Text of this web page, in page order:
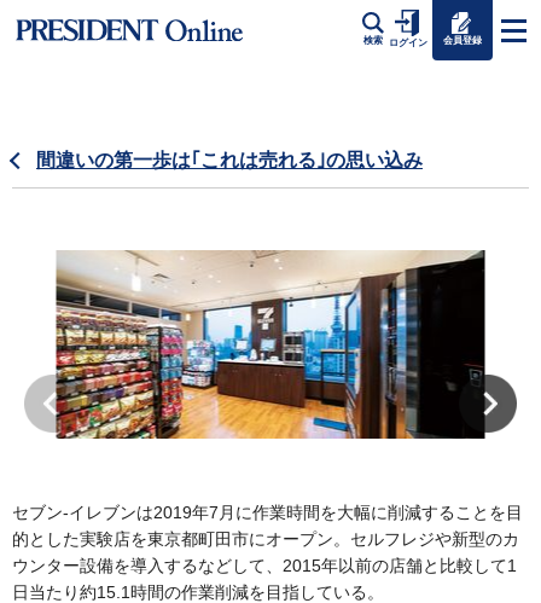
検索 ログイン 会員登録
間違いの第一歩は｢これは売れる｣の思い込み
セブン-イレブンは2019年7月に作業時間を大幅に削減することを目
的とした実験店を東京都町田市にオープン。セルフレジや新型のカ
ウンター設備を導入するなどして、2015年以前の店舗と比較して1
日当たり約15.1時間の作業削減を目指している。